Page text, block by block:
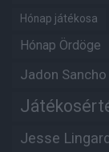
Hónap játékosa
Hónap Ördöge
Jadon Sancho
Jesse Lingard